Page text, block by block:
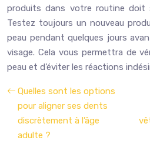
produits dans votre routine doit
Testez toujours un nouveau
peau pendant quelques jours
visage. Cela vous permettra de
peau et d’éviter les réactions
Quelles sont les options
pour aligner ses dents
discrètement à l’âge
adulte ?